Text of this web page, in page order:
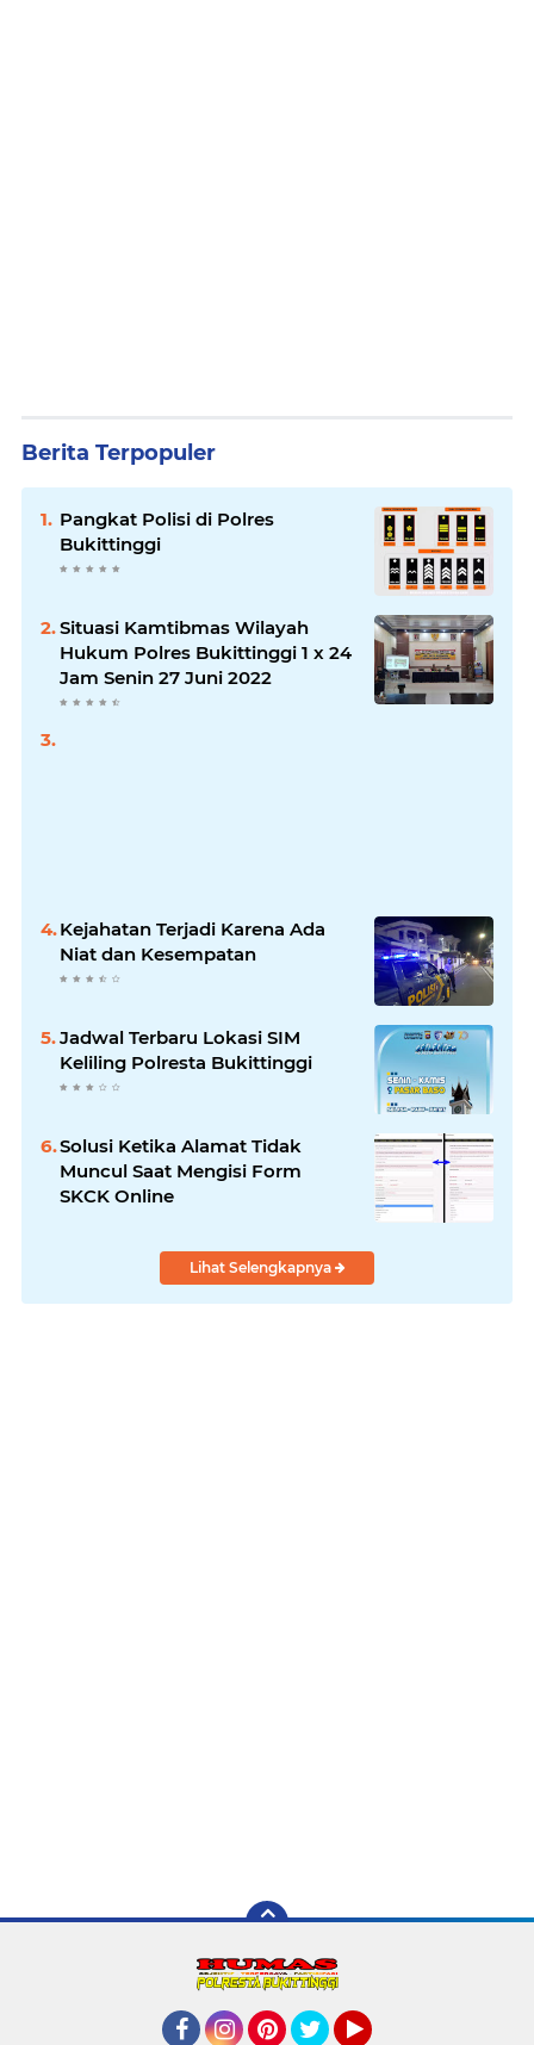
Berita Terpopuler
Pangkat Polisi di Polres
Bukittinggi
Situasi Kamtibmas Wilayah
Hukum Polres Bukittinggi 1 x 24
Jam Senin 27 Juni 2022
Kejahatan Terjadi Karena Ada
Niat dan Kesempatan
Jadwal Terbaru Lokasi SIM
Keliling Polresta Bukittinggi
Solusi Ketika Alamat Tidak
Muncul Saat Mengisi Form
SKCK Online
Lihat Selengkapnya